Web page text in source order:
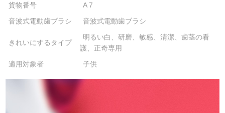
貨物番号
A 7
音波式電動歯ブラシ
音波式電動歯ブラシ
きれいにするタイプ
明るい白、研磨、敏感、清潔、歯茎の看
護、正奇専用
適用対象者
子供